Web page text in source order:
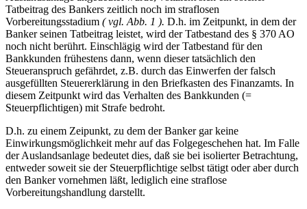
Tatbeitrag des Bankers zeitlich noch im straflosen
Vorbereitungsstadium ( vgl. Abb. 1 ). D.h. im Zeitpunkt, in dem der
Banker seinen Tatbeitrag leistet, wird der Tatbestand des § 370 AO
noch nicht berührt. Einschlägig wird der Tatbestand für den
Bankkunden frühestens dann, wenn dieser tatsächlich den
Steueranspruch gefährdet, z.B. durch das Einwerfen der falsch
ausgefüllten Steuererklärung in den Briefkasten des Finanzamts. In
diesem Zeitpunkt wird das Verhalten des Bankkunden (=
Steuerpflichtigen) mit Strafe bedroht.
D.h. zu einem Zeipunkt, zu dem der Banker gar keine
Einwirkungsmöglichkeit mehr auf das Folgegeschehen hat. Im Falle
der Auslandsanlage bedeutet dies, daß sie bei isolierter Betrachtung,
entweder soweit sie der Steuerpflichtige selbst tätigt oder aber durch
den Banker vornehmen läßt, lediglich eine straflose
Vorbereitungshandlung darstellt.